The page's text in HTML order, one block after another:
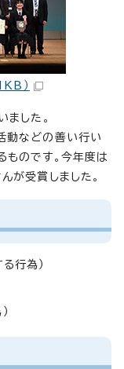
）
した。
動などの善い行い
のです。今年度は
が受賞しました。
行為）